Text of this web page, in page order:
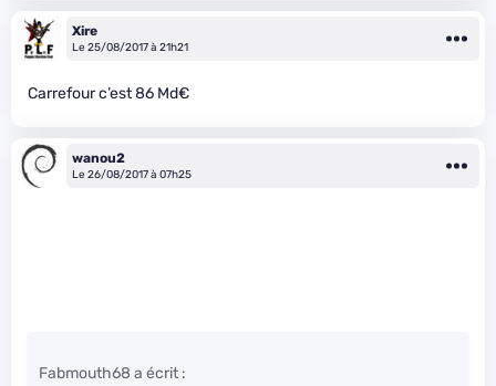
Xire
Le 25/08/2017 à 21h21
Carrefour c’est 86 Md€
wanou2
Le 26/08/2017 à 07h25
Fabmouth68 a écrit :